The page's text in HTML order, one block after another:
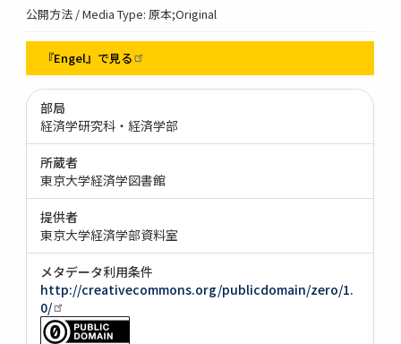
公開方法 / Media Type: 原本;Original
『Engel』で見る
部局
経済学研究科・経済学部
所蔵者
東京大学経済学図書館
提供者
東京大学経済学部資料室
メタデータ利用条件
http://creativecommons.org/publicdomain/zero/1.
0/